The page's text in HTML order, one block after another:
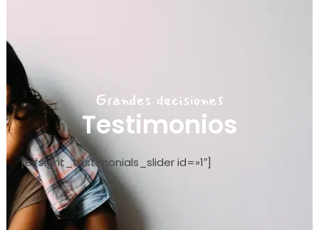
Grandes decisiones
Testimonios
[elfsight_testimonials_slider id=»1″]